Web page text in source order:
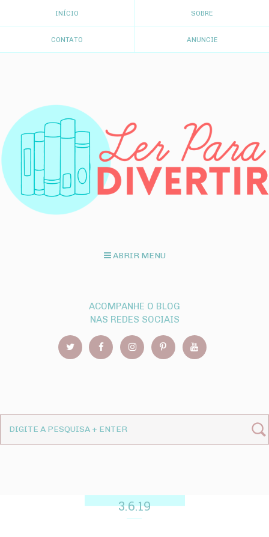
INÍCIO SOBRE
CONTATO ANUNCIE
ABRIR MENU
ACOMPANHE O BLOG
NAS REDES SOCIAIS
3.6.19